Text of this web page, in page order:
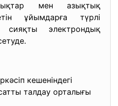
мен азықтық
ұйымдарға түрлі
сияқты электрондық
кешеніндегі
талдау орталығы